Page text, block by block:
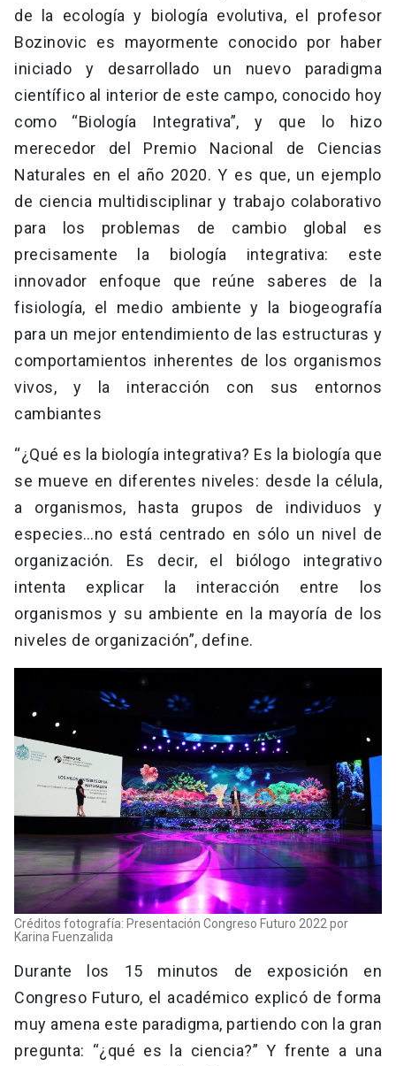
de la ecología y biología evolutiva, el profesor
Bozinovic es mayormente conocido por haber
iniciado y desarrollado un nuevo paradigma
científico al interior de este campo, conocido hoy
como “Biología Integrativa”, y que lo hizo
merecedor del Premio Nacional de Ciencias
Naturales en el año 2020. Y es que, un ejemplo
de ciencia multidisciplinar y trabajo colaborativo
para los problemas de cambio global es
precisamente la biología integrativa: este
innovador enfoque que reúne saberes de la
fisiología, el medio ambiente y la biogeografía
para un mejor entendimiento de las estructuras y
comportamientos inherentes de los organismos
vivos, y la interacción con sus entornos
cambiantes
“¿Qué es la biología integrativa? Es la biología que
se mueve en diferentes niveles: desde la célula,
a organismos, hasta grupos de individuos y
especies…no está centrado en sólo un nivel de
organización. Es decir, el biólogo integrativo
intenta explicar la interacción entre los
organismos y su ambiente en la mayoría de los
niveles de organización”, define.
Créditos fotografía: Presentación Congreso Futuro 2022 por
Karina Fuenzalida
Durante los 15 minutos de exposición en
Congreso Futuro, el académico explicó de forma
muy amena este paradigma, partiendo con la gran
pregunta: “¿qué es la ciencia?” Y frente a una